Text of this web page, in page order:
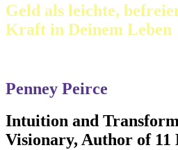
Geld als leichte,
Kraft in Deinem Leben
Penney Peirce
Intuition and
Visionary, Author of 11